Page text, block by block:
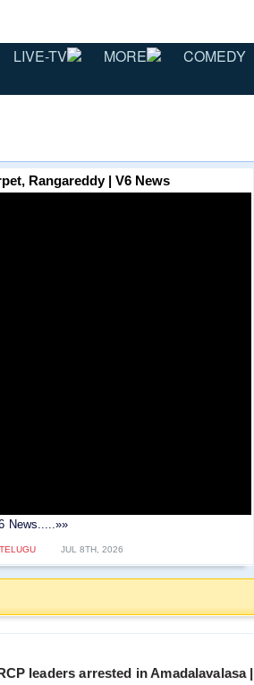
LIVE-TV MORE COMEDY
Rangareddy | V6 News
News.....»»
JUL 8TH, 2026
leaders arrested in Amadalavalasa |